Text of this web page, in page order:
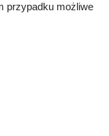
przypadku możliwe